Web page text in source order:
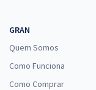
GRAN
Quem Somos
Como Funciona
Como Comprar